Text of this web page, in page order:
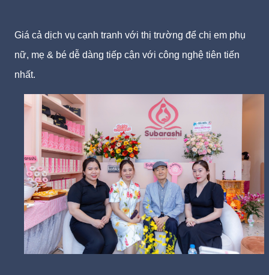
Giá cả dịch vụ cạnh tranh với thị trường để chị em phụ
nữ, mẹ & bé dễ dàng tiếp cận với công nghệ tiên tiến
nhất.